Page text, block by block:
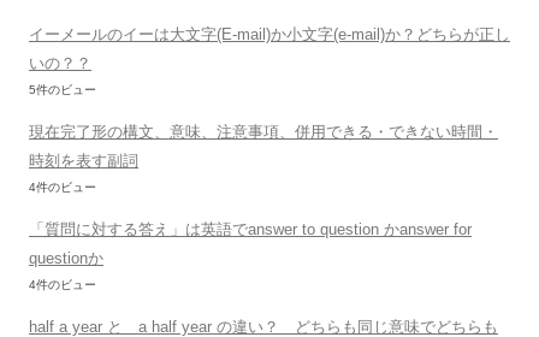
イーメールのイーは大文字(E-mail)か小文字(e-mail)か？どちらが正し
いの？？
5件のビュー
現在完了形の構文、意味、注意事項、併用できる・できない時間・
時刻を表す副詞
4件のビュー
「質問に対する答え」は英語でanswer to question かanswer for
questionか
4件のビュー
half a year と a half year の違い？ どちらも同じ意味でどちらも